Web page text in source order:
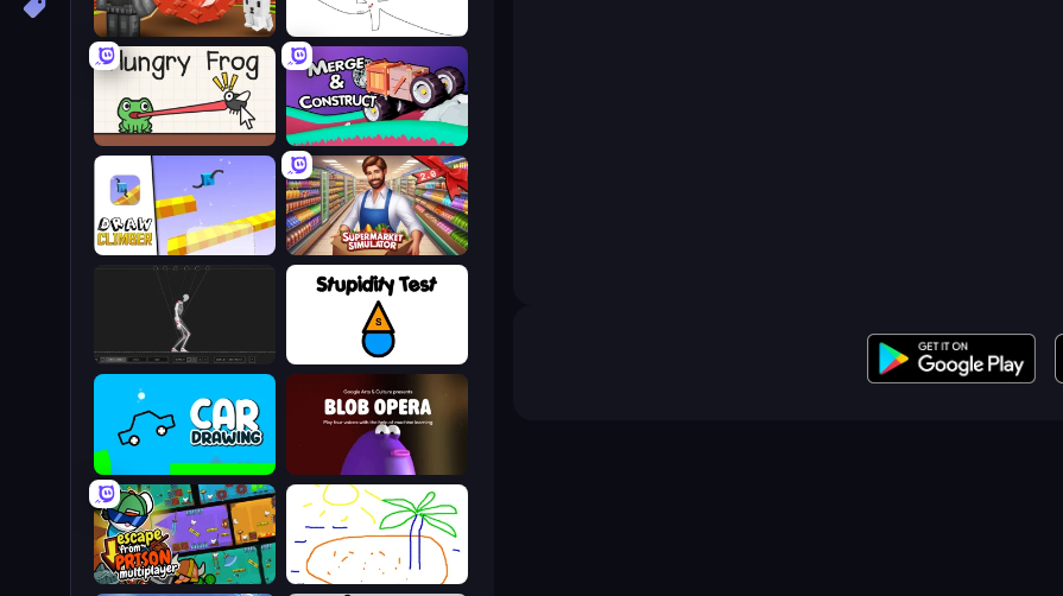
Line Driver
Grow A Garden | Growden.io
Merge & Construct
Hungry Frog
Supermarket Simulator: Store Manager
Draw Climber
Stupidity Test
Skeleton Simulator
Blob Opera
Car Drawing Game
Skribbl.io
Escape From Prison Multiplayer